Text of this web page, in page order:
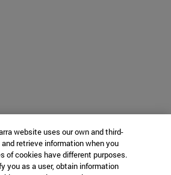
website uses our own and third-
retrieve information when you
of cookies have different purposes.
you as a user, obtain information